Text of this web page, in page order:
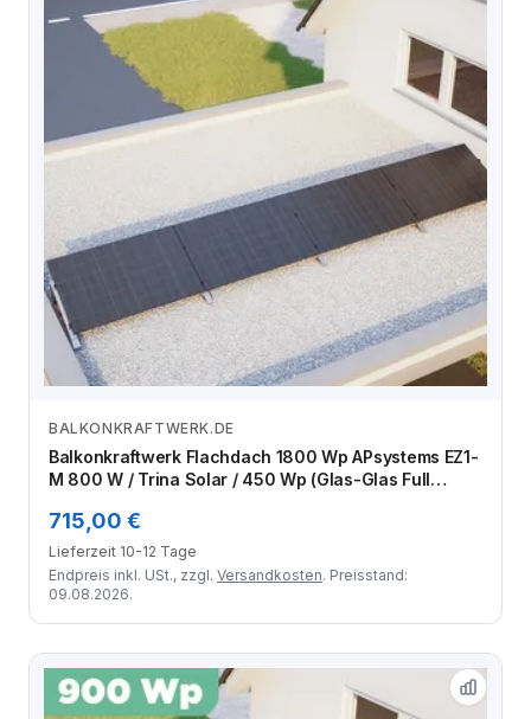
Zum Angebot
BALKONKRAFTWERK.DE
Balkonkraftwerk Flachdach 1800 Wp APsystems EZ1-
M 800 W / Trina Solar / 450 Wp (Glas-Glas Full
715,00 €
Lieferzeit 10-12 Tage
Endpreis inkl. USt., zzgl. Versandkosten. Preisstand:
09.08.2026.